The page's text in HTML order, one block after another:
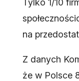
na
Z danych
że w Polsce